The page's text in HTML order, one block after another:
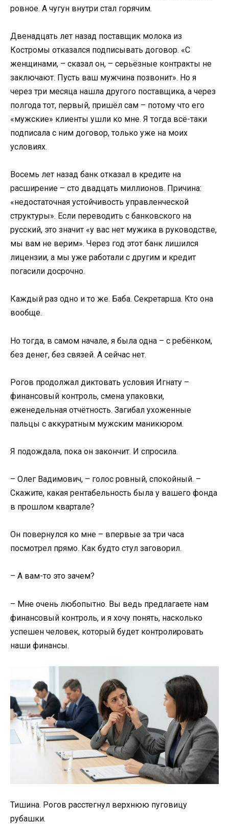
ровное. А чугун внутри стал горячим.
Двенадцать лет назад поставщик молока из
Костромы отказался подписывать договор. «С
женщинами, – сказал он, – серьёзные контракты не
заключают. Пусть ваш мужчина позвонит». Но я
через три месяца нашла другого поставщика, а через
полгода тот, первый, пришёл сам – потому что его
«мужские» клиенты ушли ко мне. Я тогда всё-таки
подписала с ним договор, только уже на моих
условиях.
Восемь лет назад банк отказал в кредите на
расширение – сто двадцать миллионов. Причина:
«недостаточная устойчивость управленческой
структуры». Если переводить с банковского на
русский, это значит «у вас нет мужика в руководстве,
мы вам не верим». Через год этот банк лишился
лицензии, а мы уже работали с другим и кредит
погасили досрочно.
Каждый раз одно и то же. Баба. Секретарша. Кто она
вообще.
Но тогда, в самом начале, я была одна – с ребёнком,
без денег, без связей. А сейчас нет.
Рогов продолжал диктовать условия Игнату –
финансовый контроль, смена упаковки,
еженедельная отчётность. Загибал ухоженные
пальцы с аккуратным мужским маникюром.
Я подождала, пока он закончит. И спросила.
– Олег Вадимович, – голос ровный, спокойный. –
Скажите, какая рентабельность была у вашего фонда
в прошлом квартале?
Он повернулся ко мне – впервые за три часа
посмотрел прямо. Как будто стул заговорил.
– А вам-то это зачем?
– Мне очень любопытно. Вы ведь предлагаете нам
финансовый контроль, и я хочу понять, насколько
успешен человек, который будет контролировать
наши финансы.
Тишина. Рогов расстегнул верхнюю пуговицу
рубашки.